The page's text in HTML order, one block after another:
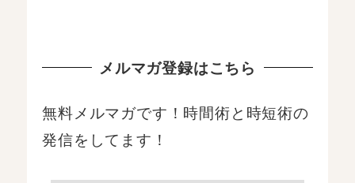
メルマガ登録はこちら
無料メルマガです！時間術と時短術の
発信をしてます！